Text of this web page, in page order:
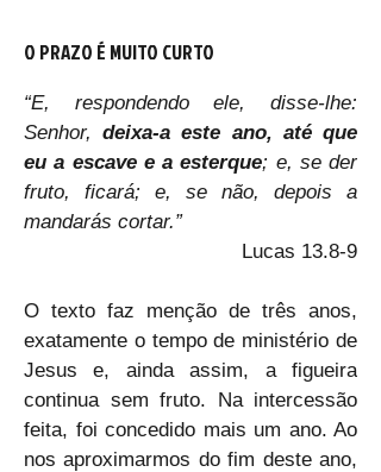
O PRAZO É MUITO CURTO
“E, respondendo ele, disse-lhe:
Senhor, deixa-a este ano, até que
eu a escave e a esterque; e, se der
fruto, ficará; e, se não, depois a
mandarás cortar.”
Lucas 13.8-9
O texto faz menção de três anos,
exatamente o tempo de ministério de
Jesus e, ainda assim, a figueira
continua sem fruto. Na intercessão
feita, foi concedido mais um ano. Ao
nos aproximarmos do fim deste ano,